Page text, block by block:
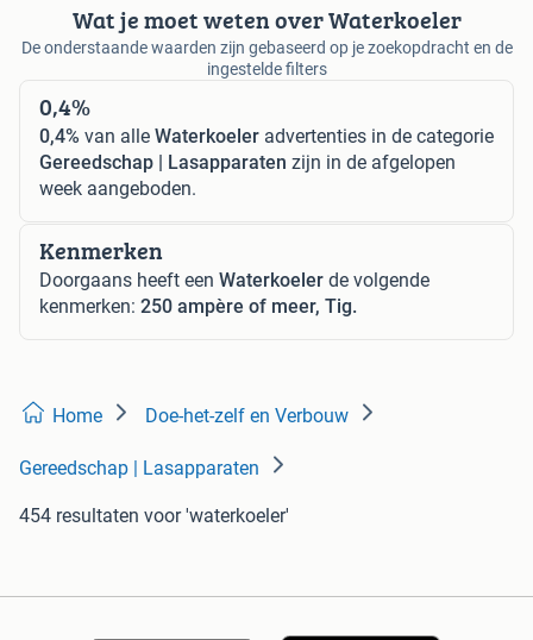
Wat je moet weten over Waterkoeler
De onderstaande waarden zijn gebaseerd op je zoekopdracht en de
ingestelde filters
0,4%
0,4% van alle Waterkoeler advertenties in de categorie
Gereedschap | Lasapparaten zijn in de afgelopen
week aangeboden.
Kenmerken
Doorgaans heeft een Waterkoeler de volgende
kenmerken: 250 ampère of meer, Tig.
Home Doe-het-zelf en Verbouw
Gereedschap | Lasapparaten
454 resultaten voor 'waterkoeler'